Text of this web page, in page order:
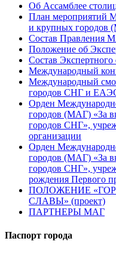
Об Ассамблее
План мероприятий
и крупных городов
Состав Правления
Положение об
Состав
Международный
Международный
городов СНГ и ЕАЭС
Орден
городов (МАГ) «За
городов СНГ»,
организации
Орден
городов (МАГ) «За
городов СНГ»,
рождения Первого
ПОЛОЖЕНИЕ
СЛАВЫ» (проект)
ПАРТНЕРЫ МАГ
Паспорт города